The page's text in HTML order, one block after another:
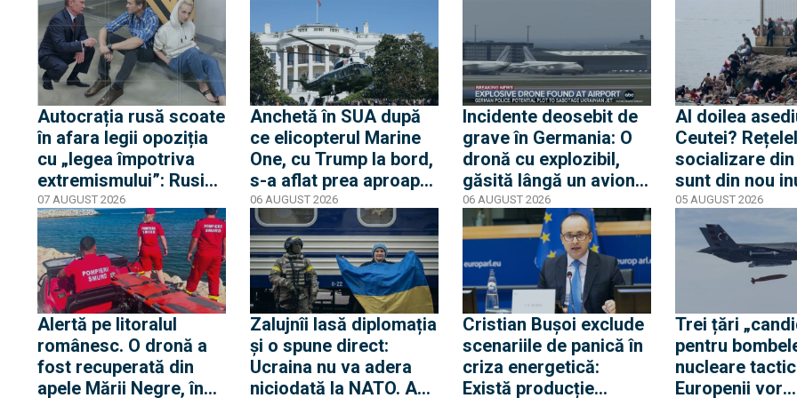
Autocrația rusă scoate
în afara legii opoziția
cu „legea împotriva
extremismului”: Rusia
declară „indizerabilă”
fundația Iuliei Navalnia,
soția opozantului
Aleksei Navalnîi, ucis
în închisorile siberiene
07 AUGUST 2026
Anchetă în SUA după
ce elicopterul Marine
One, cu Trump la bord,
s-a aflat prea aproape
de un avion de linie.
Casa Albă transmite
că Trump nu s-a aflat
niciun moment în
pericol
06 AUGUST 2026
Incidente deosebit de
grave în Germania: O
dronă cu explozibil,
găsită lângă un avion
ucrainean, în timp ce
un alt avion de marfă
care anula aterizarea a
lovit o a doua dronă
06 AUGUST 2026
Al doilea
Ceutei?
socializare
sunt din nou
de mesaje
nouă
orașul spaniol
05 AUGUST 2026
Alertă pe litoralul
românesc. O dronă a
fost recuperată din
apele Mării Negre, în
Zalujnîi lasă diplomația
și o spune direct:
Ucraina nu va adera
niciodată la NATO. Am
Cristian Bușoi exclude
scenariile de panică în
criza energetică:
Există producție
Trei țări
pentru
nucleare
Europenii vor